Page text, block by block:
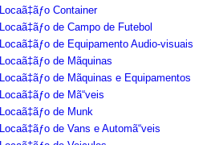
Locaã‡ãƒo Container
Locaã‡ãƒo de Campo de Futebol
Locaã‡ãƒo de Equipamento Audio-visuais
Locaã‡ãƒo de Mãquinas
Locaã‡ãƒo de Mãquinas e Equipamentos
Locaã‡ãƒo de Mã“veis
Locaã‡ãƒo de Munk
Locaã‡ãƒo de Vans e Automã“veis